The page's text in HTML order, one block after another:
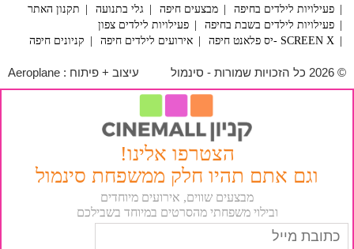
פעילויות לילדים בחיפה
מבצעים חיפה גלי בתנועה
תקנון האתר
פעילויות לילדים בשבת בחיפה
פעילויות לילדים צפון
SCREEN X -יס פלאנט חיפה
אירועים לילדים חיפה קניונים חיפה
© 2026 כל הזכויות שמורות - סינמול עיצוב + פיתוח : Aeroplane
הצטרפו אלינו!
וגם אתם תהיו חלק ממשפחת סינמול
מבצעים שווים, אירועים מיוחדים
ובילוי משפחתי מהסרטים במיוחד בשבילכם